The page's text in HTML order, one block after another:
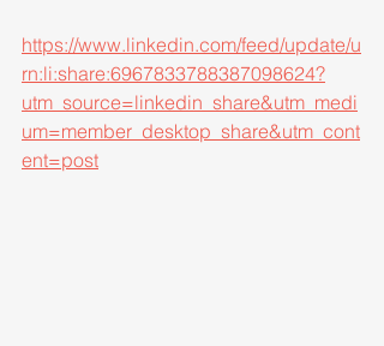
https://www.linkedin.com/feed/update/u
rn:li:share:6967833788387098624?
utm_source=linkedin_share&utm_medi
um=member_desktop_share&utm_cont
ent=post